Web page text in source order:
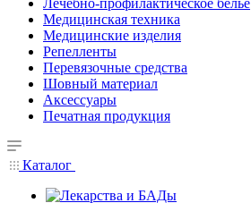
Лечебно-профилактическое белье
Медицинская техника
Медицинские изделия
Репелленты
Перевязочные средства
Шовный материал
Аксессуары
Печатная продукция
Каталог